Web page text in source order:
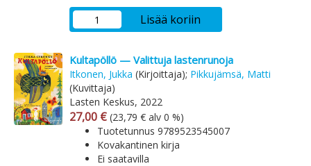
Lisää koriin
Kultapöllö — Valittuja lastenrunoja
Itkonen, Jukka (Kirjoittaja); Pikkujämsä, Matti
(Kuvittaja)
Lasten Keskus, 2022
Arvonlisäverollinen hinta
27,00 € Arvonlisäveroton hinta
(23,79 € alv 0 %)
Tuotetunnus 9789523545007
Kovakantinen kirja
Ei saatavilla